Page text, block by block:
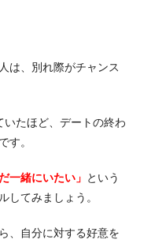
は、別れ際がチャンス
たほど、デートの終わ
す。
一緒にいたい」 という
してみましょう。
、自分に対する好意を